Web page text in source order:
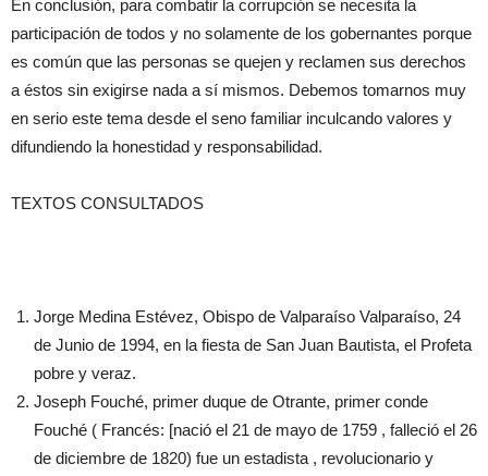
En conclusión, para combatir la corrupción se necesita la
participación de todos y no solamente de los gobernantes porque
es común que las personas se quejen y reclamen sus derechos
a éstos sin exigirse nada a sí mismos. Debemos tomarnos muy
en serio este tema desde el seno familiar inculcando valores y
difundiendo la honestidad y responsabilidad.
TEXTOS CONSULTADOS
Jorge Medina Estévez, Obispo de Valparaíso Valparaíso, 24
de Junio de 1994, en la fiesta de San Juan Bautista, el Profeta
pobre y veraz.
Joseph Fouché, primer duque de Otrante, primer conde
Fouché ( Francés: [nació el 21 de mayo de 1759 , falleció el 26
de diciembre de 1820) fue un estadista , revolucionario y